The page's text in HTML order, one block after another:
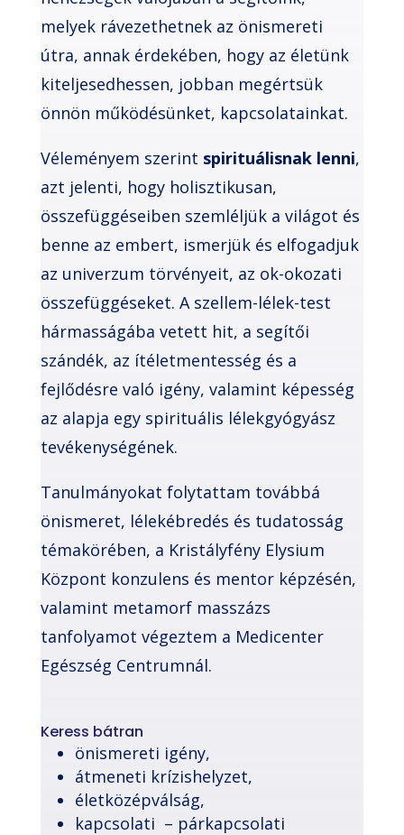
melyek rávezethetnek az önismereti
útra, annak érdekében, hogy az életünk
kiteljesedhessen, jobban megértsük
önnön működésünket, kapcsolatainkat.
Véleményem szerint spirituálisnak lenni,
azt jelenti, hogy holisztikusan,
összefüggéseiben szemléljük a világot és
benne az embert, ismerjük és elfogadjuk
az univerzum törvényeit, az ok-okozati
összefüggéseket. A szellem-lélek-test
hármasságába vetett hit, a segítői
szándék, az ítéletmentesség és a
fejlődésre való igény, valamint képesség
az alapja egy spirituális lélekgyógyász
tevékenységének.
Tanulmányokat folytattam továbbá
önismeret, lélekébredés és tudatosság
témakörében, a Kristályfény Elysium
Központ konzulens és mentor képzésén,
valamint metamorf masszázs
tanfolyamot végeztem a Medicenter
Egészség Centrumnál.
.
Keress bátran
önismereti igény,
átmeneti krízishelyzet,
életközépválság,
kapcsolati – párkapcsolati